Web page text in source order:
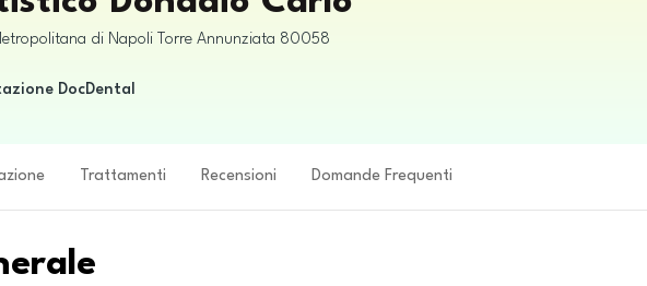
di Napoli Torre Annunziata 80058
DocDental
Trattamenti Recensioni Domande Frequenti